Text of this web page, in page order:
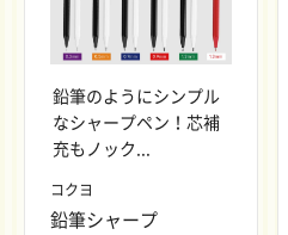
鉛筆のようにシンプル
なシャープペン！芯補
充もノック...
コクヨ
鉛筆シャープ